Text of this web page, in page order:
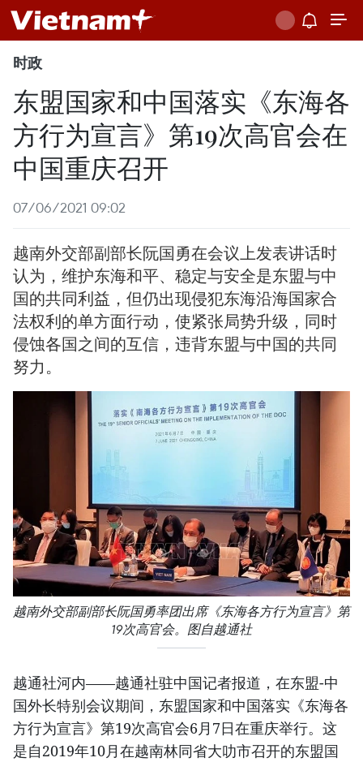
时政
东盟国家和中国落实《东海各
方行为宣言》第19次高官会在
中国重庆召开
07/06/2021 09:02
越南外交部副部长阮国勇在会议上发表讲话时
认为，维护东海和平、稳定与安全是东盟与中
国的共同利益，但仍出现侵犯东海沿海国家合
法权利的单方面行动，使紧张局势升级，同时
侵蚀各国之间的互信，违背东盟与中国的共同
努力。
越南外交部副部长阮国勇率团出席《东海各方行为宣言》第
19次高官会。图自越通社
越通社河内——越通社驻中国记者报道，在东盟-中
国外长特别会议期间，东盟国家和中国落实《东海各
方行为宣言》第19次高官会6月7日在重庆举行。这
是自2019年10月在越南林同省大叻市召开的东盟国